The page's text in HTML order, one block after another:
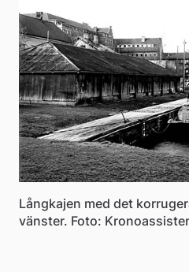
Långkajen med det
vänster. Foto: